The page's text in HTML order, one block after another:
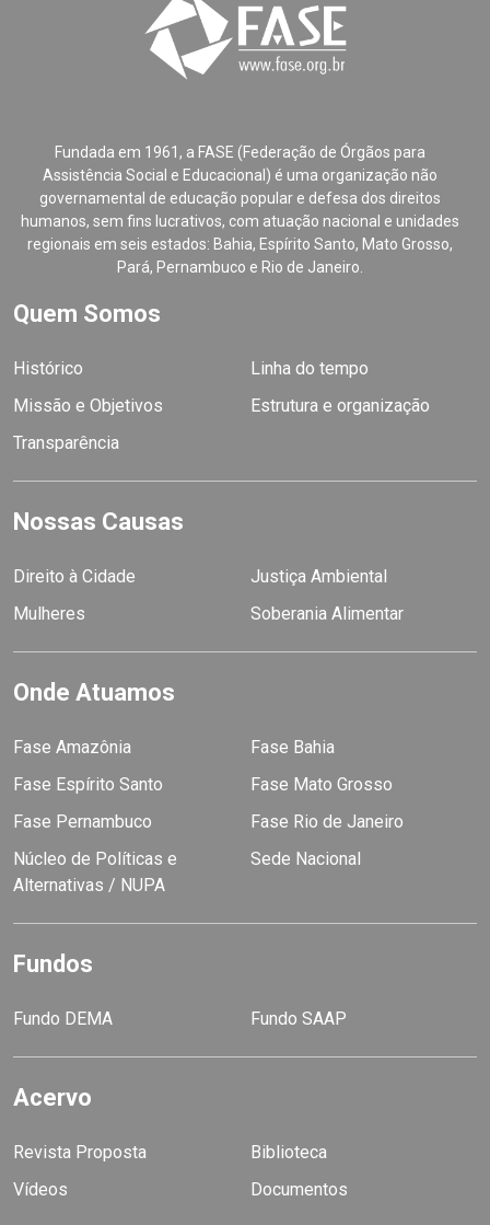
Fundada em 1961, a FASE (Federação de Órgãos para
Assistência Social e Educacional) é uma organização não
governamental de educação popular e defesa dos direitos
humanos, sem fins lucrativos, com atuação nacional e unidades
regionais em seis estados: Bahia, Espírito Santo, Mato Grosso,
Pará, Pernambuco e Rio de Janeiro.
Quem Somos
Histórico
Linha do tempo
Missão e Objetivos
Estrutura e organização
Transparência
Nossas Causas
Direito à Cidade
Justiça Ambiental
Mulheres
Soberania Alimentar
Onde Atuamos
Fase Amazônia
Fase Bahia
Fase Espírito Santo
Fase Mato Grosso
Fase Pernambuco
Fase Rio de Janeiro
Núcleo de Políticas e
Alternativas / NUPA
Sede Nacional
Fundos
Fundo DEMA Fundo SAAP
Acervo
Revista Proposta
Biblioteca
Vídeos
Documentos